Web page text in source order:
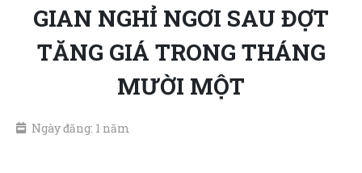
GIAN NGHỈ NGƠI SAU ĐỢT
TĂNG GIÁ TRONG THÁNG
MƯỜI MỘT
Ngày đăng: 1 năm